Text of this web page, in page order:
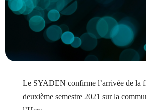
Le SYADEN confirme l’arrivée de la
deuxième semestre 2021 sur la